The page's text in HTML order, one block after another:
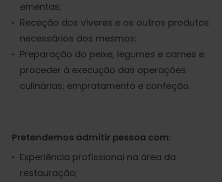
ementas;
Receção dos víveres e os outros produtos
necessários dos mesmos;
Preparação do peixe, legumes e carnes e
proceder à execução das operações
culinárias; empratamento e confeção.
Pretendemos admitir pessoa com:
Experiência profissional na área da
restauração;